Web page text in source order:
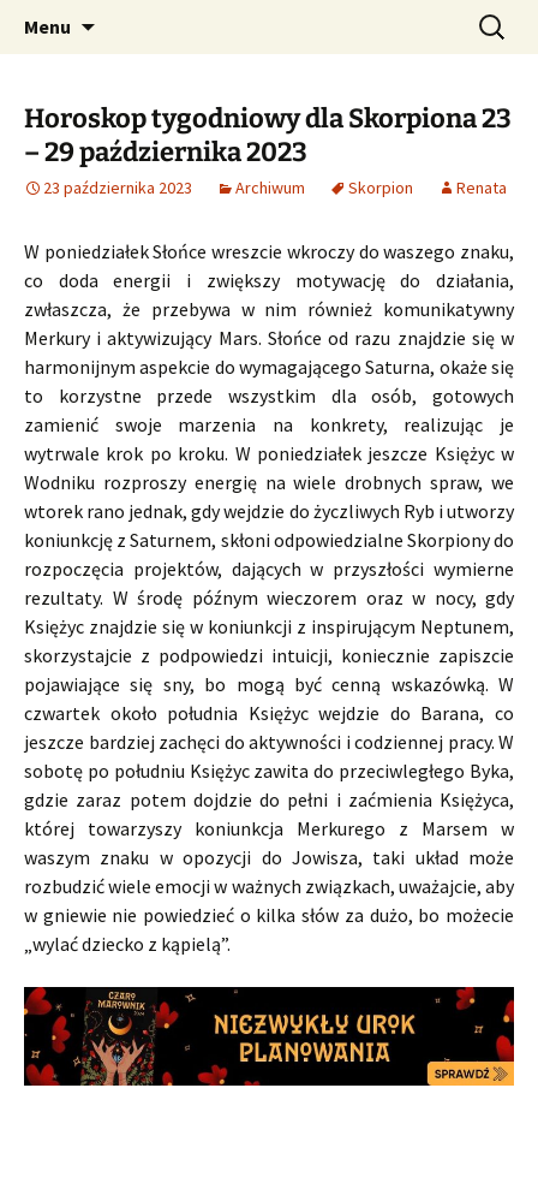
CzaroMarowy horoskop
dzienny, miesięczny i
tygodniowy
Profesjonalne przepowiednie astrologiczne
Menu Szukaj:
Horoskop tygodniowy dla Skorpiona 23
– 29 października 2023
23 października 2023 Archiwum Skorpion Renata
W poniedziałek Słońce wreszcie wkroczy do waszego znaku,
co doda energii i zwiększy motywację do działania,
zwłaszcza, że przebywa w nim również komunikatywny
Merkury i aktywizujący Mars. Słońce od razu znajdzie się w
harmonijnym aspekcie do wymagającego Saturna, okaże się
to korzystne przede wszystkim dla osób, gotowych
zamienić swoje marzenia na konkrety, realizując je
wytrwale krok po kroku. W poniedziałek jeszcze Księżyc w
Wodniku rozproszy energię na wiele drobnych spraw, we
wtorek rano jednak, gdy wejdzie do życzliwych Ryb i utworzy
koniunkcję z Saturnem, skłoni odpowiedzialne Skorpiony do
rozpoczęcia projektów, dających w przyszłości wymierne
rezultaty. W środę późnym wieczorem oraz w nocy, gdy
Księżyc znajdzie się w koniunkcji z inspirującym Neptunem,
skorzystajcie z podpowiedzi intuicji, koniecznie zapiszcie
pojawiające się sny, bo mogą być cenną wskazówką. W
czwartek około południa Księżyc wejdzie do Barana, co
jeszcze bardziej zachęci do aktywności i codziennej pracy. W
sobotę po południu Księżyc zawita do przeciwległego Byka,
gdzie zaraz potem dojdzie do pełni i zaćmienia Księżyca,
której towarzyszy koniunkcja Merkurego z Marsem w
waszym znaku w opozycji do Jowisza, taki układ może
rozbudzić wiele emocji w ważnych związkach, uważajcie, aby
w gniewie nie powiedzieć o kilka słów za dużo, bo możecie
„wylać dziecko z kąpielą”.